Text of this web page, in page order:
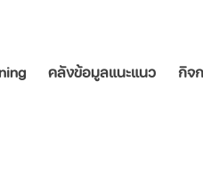
คลังข้อมูลแนะแนว กิจ